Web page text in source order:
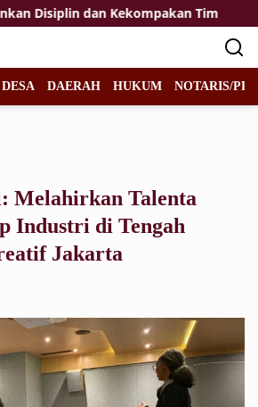
dan Kekompakan Tim
DESA DAERAH HUKUM NOTARIS/
Melahirkan Talenta
Industri di Tengah
Jakarta